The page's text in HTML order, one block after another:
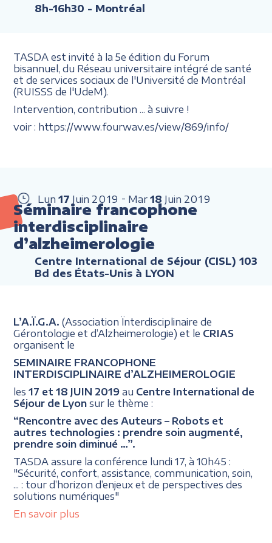
8h-16h30 - Montréal
TASDA est invité à la 5e édition du Forum
bisannuel, du Réseau universitaire intégré de santé
et de services sociaux de l'Université de Montréal
(RUISSS de l'UdeM).
Intervention, contribution ... à suivre !
voir : https://www.fourwav.es/view/869/info/
Lun 17 Juin 2019 Mar 18 Juin 2019
Séminaire francophone
interdisciplinaire
d’alzheimerologie
Centre International de Séjour (CISL) 103
Bd des États-Unis à LYON
L’A.Ï.G.A. (Association Ïnterdisciplinaire de
Gérontologie et d’Alzheimerologie) et le CRIAS
organisent le
SEMINAIRE FRANCOPHONE
INTERDISCIPLINAIRE d’ALZHEIMEROLOGIE
les17 et 18 JUIN 2019au Centre International de
Séjour de Lyon sur le thème :
“Rencontre avec des Auteurs – Robots et
autres technologies : prendre soin augmenté,
prendre soin diminué …”.
TASDA assure la conférence lundi 17, à 10h45 :
"Sécurité, confort, assistance, communication, soin,
... : tour d’horizon d’enjeux et de perspectives des
solutions numériques"
En savoir plus